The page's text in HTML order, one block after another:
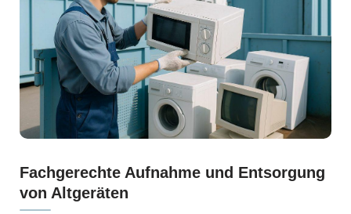
Fachgerechte Aufnahme und Entsorgung
von Altgeräten